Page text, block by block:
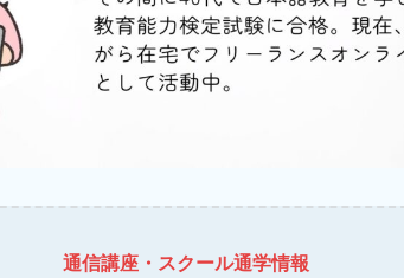
通信講座・スクール通学情報